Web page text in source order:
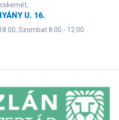
U. 16.
Szombat 8.00 - 12.00